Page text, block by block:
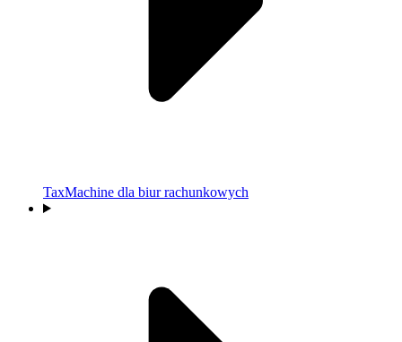
TaxMachine dla biur rachunkowych